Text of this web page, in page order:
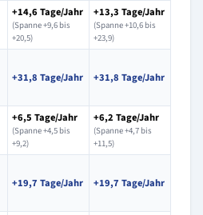
+14,6 Tage/Jahr
(Spanne +9,6 bis
+20,5)
+13,3 Tage/Jahr
(Spanne +10,6 bis
+23,9)
+31,8 Tage/Jahr +31,8 Tage/Jahr
+6,5 Tage/Jahr
(Spanne +4,5 bis
+9,2)
+6,2 Tage/Jahr
(Spanne +4,7 bis
+11,5)
+19,7 Tage/Jahr +19,7 Tage/Jahr